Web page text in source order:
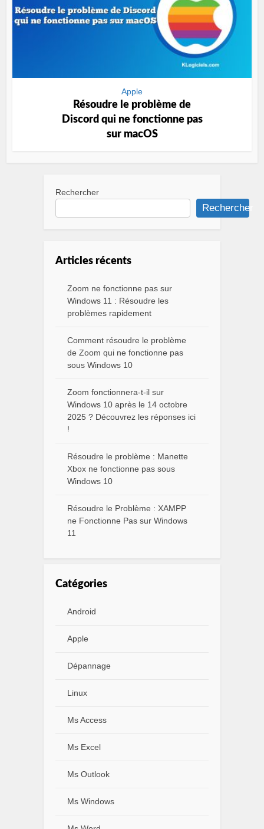
Apple
Résoudre le problème de
Discord qui ne fonctionne pas
sur macOS
Rechercher
Rechercher
Articles récents
Zoom ne fonctionne pas sur
Windows 11 : Résoudre les
problèmes rapidement
Comment résoudre le problème
de Zoom qui ne fonctionne pas
sous Windows 10
Zoom fonctionnera-t-il sur
Windows 10 après le 14 octobre
2025 ? Découvrez les réponses ici
!
Résoudre le problème : Manette
Xbox ne fonctionne pas sous
Windows 10
Résoudre le Problème : XAMPP
ne Fonctionne Pas sur Windows
11
Catégories
Android
Apple
Dépannage
Linux
Ms Access
Ms Excel
Ms Outlook
Ms Windows